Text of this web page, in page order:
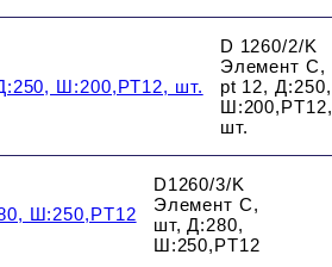
D 1260/2/K
Элемент C,
pt 12, Д:250,
Ш:200,PT12,
шт.
D1260/3/K
Элемент C,
шт, Д:280,
Ш:250,PT12